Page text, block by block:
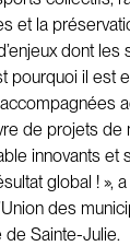
et la
dont les
pourquoi il est
de projets de
innovants et
global ! »,
des
Sainte-Julie.